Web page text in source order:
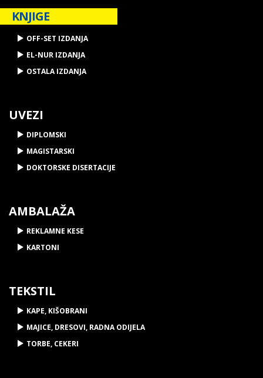
KNJIGE
OFF-SET IZDANJA
EL-NUR IZDANJA
OSTALA IZDANJA
UVEZI
DIPLOMSKI
MAGISTARSKI
DOKTORSKE DISERTACIJE
AMBALAŽA
REKLAMNE KESE
KARTONI
TEKSTIL
KAPE, KIŠOBRANI
MAJICE, DRESOVI, RADNA ODIJELA
TORBE, CEKERI